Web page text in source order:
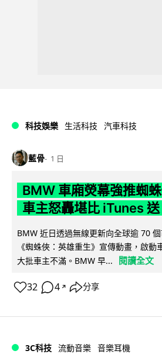
科技娛樂 生活科技 汽車科技
藍骨 1 日
BMW 車廂熒幕強推蜘
車主怒轟堪比 iTunes
BMW 近日透過無線更新向全球逾 70
《蜘蛛俠：英雄重生》宣傳動畫，啟動
大批車主不滿。BMW 早...
閱讀全文
32 4 ↗ 分享
3C科技 流動音樂 音樂耳機